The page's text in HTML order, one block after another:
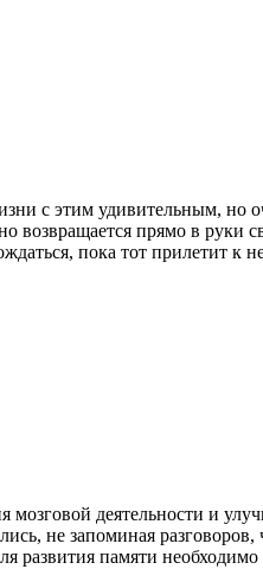
с этим удивительным,
возвращается прямо в
пока тот прилетит к
деятельности и
не запоминая
памяти